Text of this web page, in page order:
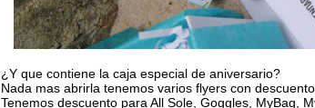
¿Y que contiene la caja especial de aniversario?
Nada mas abrirla tenemos varios flyers con
Tenemos descuento para All Sole, Goggles, MyBag,